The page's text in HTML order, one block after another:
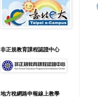
非正規教育課程認證中心
地方稅網路申報線上教學